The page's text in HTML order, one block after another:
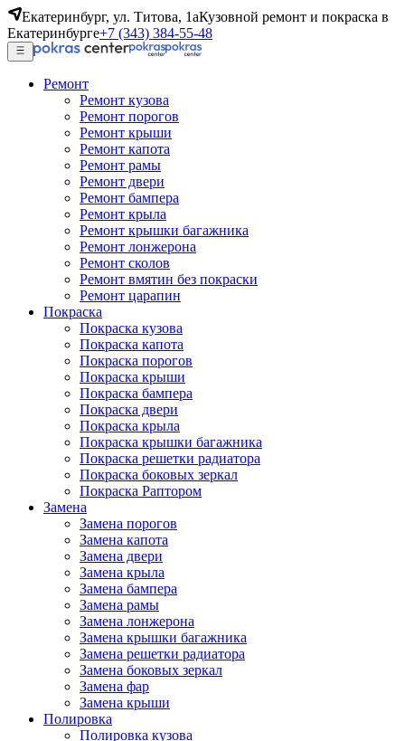
Екатеринбург, ул. Титова, 1аКузовной ремонт и покраска в
Екатеринбурге+7 (343) 384-55-48
Ремонт
Ремонт кузова
Ремонт порогов
Ремонт крыши
Ремонт капота
Ремонт рамы
Ремонт двери
Ремонт бампера
Ремонт крыла
Ремонт крышки багажника
Ремонт лонжерона
Ремонт сколов
Ремонт вмятин без покраски
Ремонт царапин
Покраска
Покраска кузова
Покраска капота
Покраска порогов
Покраска крыши
Покраска бампера
Покраска двери
Покраска крыла
Покраска крышки багажника
Покраска решетки радиатора
Покраска боковых зеркал
Покраска Раптором
Замена
Замена порогов
Замена капота
Замена двери
Замена крыла
Замена бампера
Замена рамы
Замена лонжерона
Замена крышки багажника
Замена решетки радиатора
Замена боковых зеркал
Замена фар
Замена крыши
Полировка
Полировка кузова